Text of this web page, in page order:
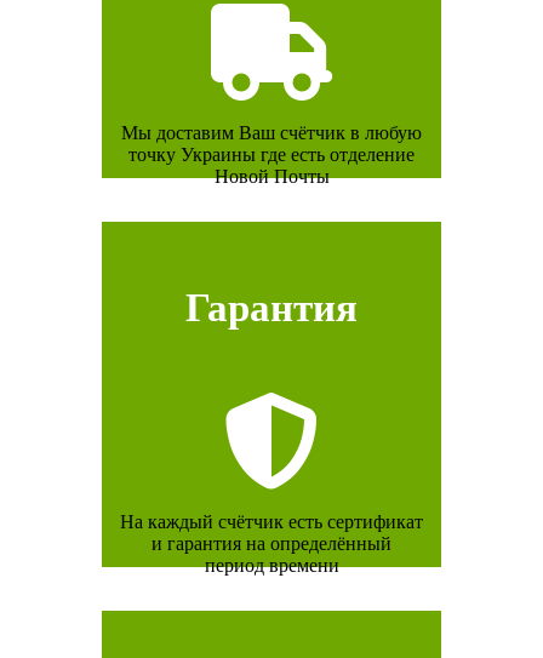
Мы доставим Ваш счётчик в любую
точку Украины где есть отделение
Новой Почты
Гарантия
На каждый счётчик есть сертификат
и гарантия на определённый
период времени